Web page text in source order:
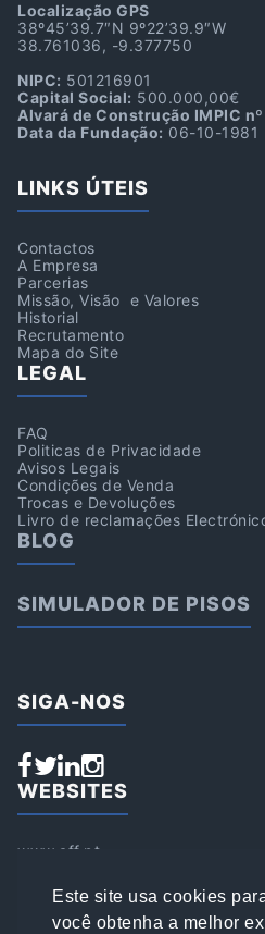
Este site usa cookies
você obtenha a melhor
Localização GPS
38º45’39.7″N 9º22’39.9″W
38.761036, -9.377750
NIPC: 501216901
Capital Social: 500.000,00€
Alvará de Construção IMPIC nº
Data da Fundação: 06-10-1981
LINKS ÚTEIS
Contactos
A Empresa
Parcerias
Missão, Visão e Valores
Historial
Recrutamento
Mapa do Site
LEGAL
FAQ
Politicas de Privacidade
Avisos Legais
Condições de Venda
Trocas e Devoluções
Livro de reclamações
BLOG
SIMULADOR DE PISOS
SIGA-NOS
WEBSITES
www.aff.pt
www.loja.affsports.pt
PESQUISAR